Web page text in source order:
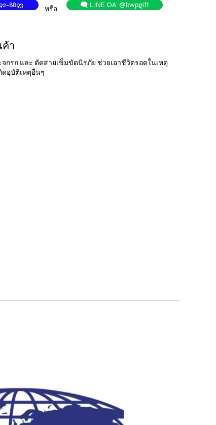
8893 หรือ 🗨️ LINE OA: @bwpgift
ค้า
กรถ และ ตัดสายเข็มขัดนิรภัย ช่วยเอาชีวิตรอดในเหตุ
ดอุบัติเหตุอื่นๆ